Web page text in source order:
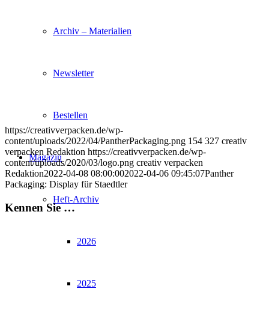
Archiv – Materialien
Newsletter
Bestellen
Magazin
Heft-Archiv
2026
2025
https://creativverpacken.de/wp-
content/uploads/2022/04/PantherPackaging.png 154 327 creativ
verpacken Redaktion https://creativverpacken.de/wp-
content/uploads/2020/03/logo.png creativ verpacken
Redaktion2022-04-08 08:00:002022-04-06 09:45:07Panther
Packaging: Display für Staedtler
Kennen Sie …